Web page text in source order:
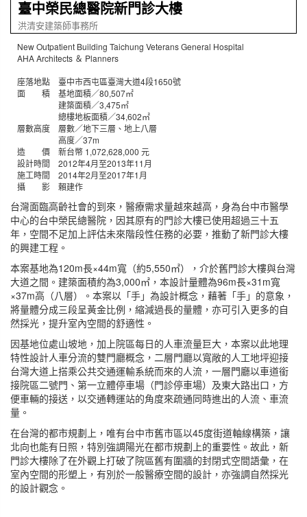
臺中榮民總醫院新門診大樓
洪清安建築師事務所
New Outpatient Building Taichung Veterans General Hospital
AHA Architects ＆ Planners
座落地點 臺中市西屯區臺灣大道4段1650號
面 積 基地面積／80,507㎡
建築面積／3,475㎡
總樓地板面積／34,602㎡
層數高度 層數／地下三層、地上八層
高度／37m
造 價 新台幣 1,072,628,000 元
設計時間 2012年4月至2013年11月
施工時間 2014年2月至2017年1月
攝 影 賴建作
台灣面臨高齡社會的到來，醫療需求量越來越高，身為台中市醫學
中心的台中榮民總醫院，因其原有的門診大樓已使用超過三十五
年，空間不足加上評估未來階段性任務的必要，推動了新門診大樓
的興建工程。
本案基地為120m長×44m寬（約5,550㎡），介於舊門診大樓與台灣
大道之間。建築面積約為3,000㎡，本設計量體為96m長×31m寬
×37m高（八層）。本案以「手」為設計概念，藉著「手」的意象，
將量體分成三段呈黃金比例，縮減過長的量體，亦可引入更多的自
然採光，提升室內空間的舒適性。
因基地位處山坡地，加上院區每日的人車流量巨大，本案以此地理
特性設計人車分流的雙門廳概念，二層門廳以寬敞的人工地坪迎接
台灣大道上搭乘公共交通運輸系統而來的人流，一層門廳以車道銜
接院區二號門、第一立體停車場（門診停車場）及東大路出口，方
便車輛的接送，以交通轉運站的角度來疏通同時進出的人流、車流
量。
在台灣的都市規劃上，唯有台中市舊市區以45度街道軸線構築，讓
北向也能有日照，特別強調陽光在都市規劃上的重要性。故此，新
門診大樓除了在外觀上打破了院區舊有圍牆的封閉式空間語彙，在
室內空間的形塑上，有別於一般醫療空間的設計，亦強調自然採光
的設計觀念。